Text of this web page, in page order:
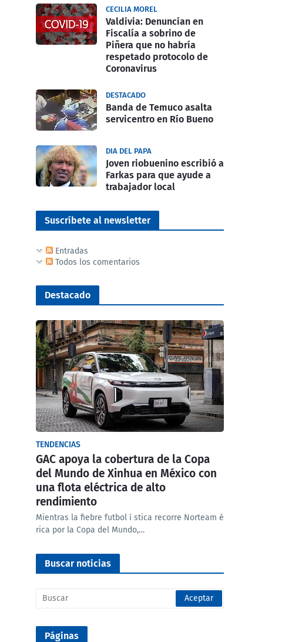
CECILIA MOREL
Valdivia: Denuncian en
Fiscalía a sobrino de
Piñera que no habría
respetado protocolo de
Coronavirus
DESTACADO
Banda de Temuco asalta
servicentro en Río Bueno
DIA DEL PAPA
Joven riobuenino escribió a
Farkas para que ayude a
trabajador local
Suscríbete al newsletter
Entradas
Todos los comentarios
Destacado
TENDENCIAS
GAC apoya la cobertura de la Copa
del Mundo de Xinhua en México con
una flota eléctrica de alto
rendimiento
Mientras la fiebre futbol í stica recorre Norteam é
rica por la Copa del Mundo,…
Buscar noticias
Páginas